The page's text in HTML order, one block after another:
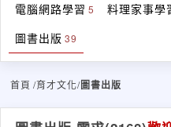
電腦網路學習 5 料理家事學
圖書出版 39
首頁 /育才文化/圖書出版